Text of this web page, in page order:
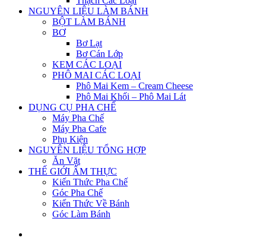
NGUYÊN LIỆU LÀM BÁNH
BỘT LÀM BÁNH
BƠ
Bơ Lạt
Bơ Cán Lớp
KEM CÁC LOẠI
PHÔ MAI CÁC LOẠI
Phô Mai Kem – Cream Cheese
Phô Mai Khối – Phô Mai Lát
DỤNG CỤ PHA CHẾ
Máy Pha Chế
Máy Pha Cafe
Phụ Kiện
NGUYÊN LIỆU TỔNG HỢP
Ăn Vặt
THẾ GIỚI ẨM THỰC
Kiến Thức Pha Chế
Góc Pha Chế
Kiến Thức Về Bánh
Góc Làm Bánh